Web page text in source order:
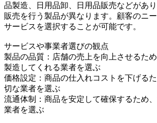
品製造、日用品卸、日用品販売などがあ
販売を行う製品が異なります。顧客のニ
サービスを選択することが可能です。
サービスや事業者選びの観点
製品の品質：店舗の売上を向上させるた
製造してくれる業者を選ぶ
価格設定：商品の仕入れコストを下げる
切な業者を選ぶ
流通体制：商品を安定して確保するため
業者を選ぶ